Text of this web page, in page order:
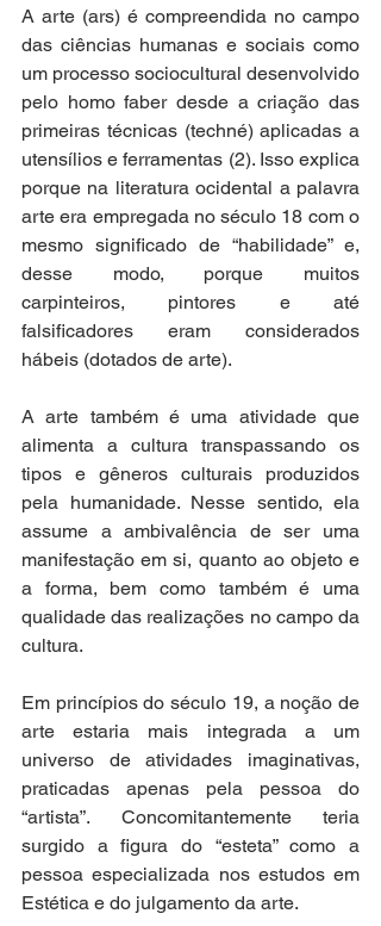
A arte (ars) é compreendida no campo
das ciências humanas e sociais como
um processo sociocultural desenvolvido
pelo homo faber desde a criação das
primeiras técnicas (techné) aplicadas a
utensílios e ferramentas (2). Isso explica
porque na literatura ocidental a palavra
arte era empregada no século 18 com o
mesmo significado de “habilidade” e,
desse modo, porque muitos
carpinteiros, pintores e até
falsificadores eram considerados
hábeis (dotados de arte).
A arte também é uma atividade que
alimenta a cultura transpassando os
tipos e gêneros culturais produzidos
pela humanidade. Nesse sentido, ela
assume a ambivalência de ser uma
manifestação em si, quanto ao objeto e
a forma, bem como também é uma
qualidade das realizações no campo da
cultura.
Em princípios do século 19, a noção de
arte estaria mais integrada a um
universo de atividades imaginativas,
praticadas apenas pela pessoa do
“artista”. Concomitantemente teria
surgido a figura do “esteta” como a
pessoa especializada nos estudos em
Estética e do julgamento da arte.